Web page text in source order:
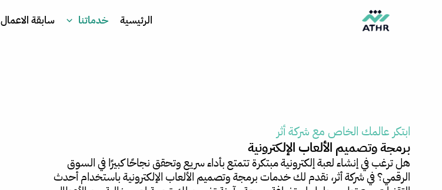
الرئيسية خدماتنا سابقة الاعمال
ابتكر عالمك الخاص مع شركة أثر
برمجة وتصميم الألعاب الإلكترونية
هل ترغب في إنشاء لعبة إلكترونية مبتكرة تتمتع بأداء سريع وتحقق نجاحًا كبيرًا في السوق
الرقمي؟ في شركة أثر، نقدم لك خدمات برمجة وتصميم الألعاب الإلكترونية باستخدام أحدث